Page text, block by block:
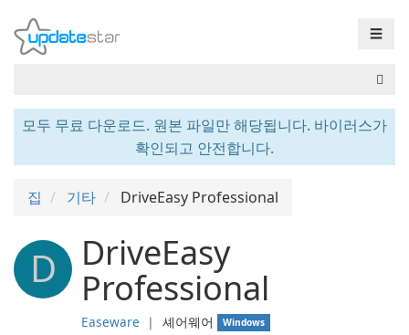
☰
모두 무료 다운로드. 원본 파일만 해당됩니다. 바이러스가
확인되고 안전합니다.
집 기타 DriveEasy Professional
D DriveEasy
Professional
Easeware ❘ 셰어웨어 Windows